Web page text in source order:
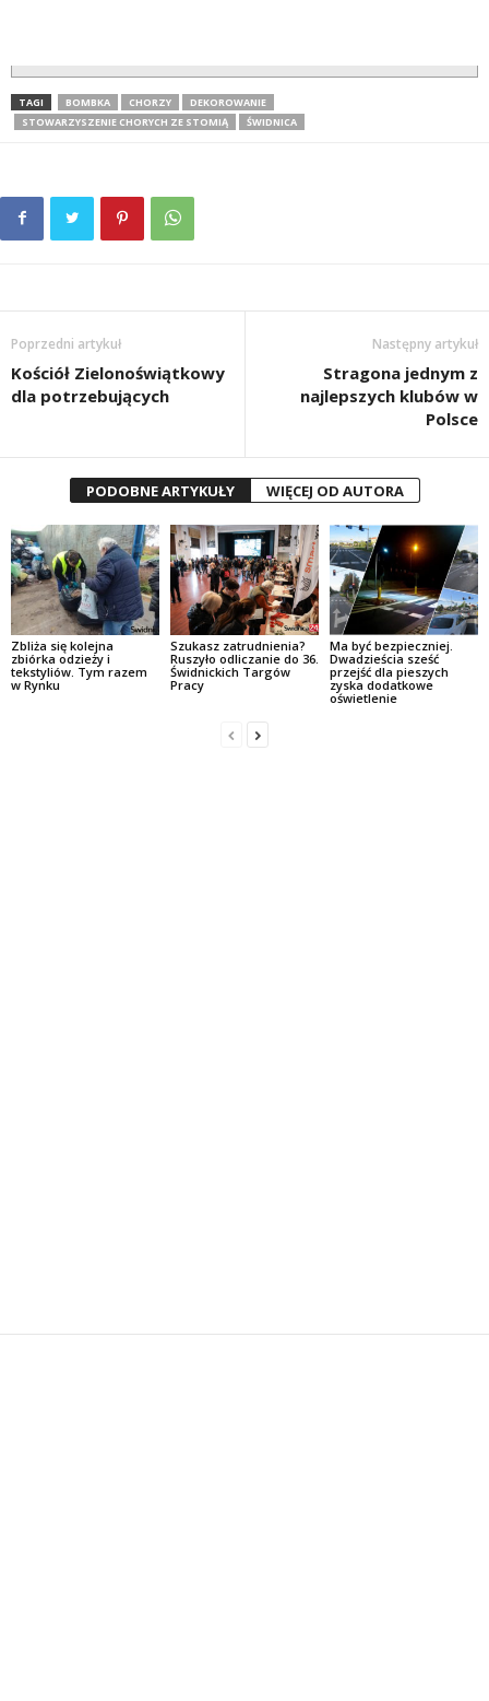
TAGI BOMBKA CHORZY
DEKOROWANIE
STOWARZYSZENIE CHORYCH ZE STOMIĄ
ŚWIDNICA
Poprzedni artykuł
Kościół Zielonoświątkowy
dla potrzebujących
Następny artykuł
Stragona jednym z
najlepszych klubów w
Polsce
PODOBNE ARTYKUŁY WIĘCEJ OD AUTORA
Zbliża się kolejna
zbiórka odzieży i
tekstyliów. Tym razem
w Rynku
Szukasz zatrudnienia?
Ruszyło odliczanie do 36.
Świdnickich Targów
Pracy
Ma być bezpieczniej.
Dwadzieścia sześć
przejść dla pieszych
zyska dodatkowe
oświetlenie